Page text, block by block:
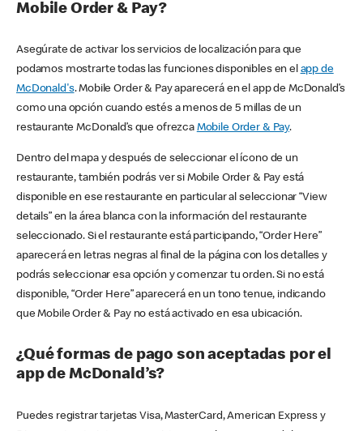
Mobile Order & Pay?
Asegúrate de activar los servicios de localización para que
podamos mostrarte todas las funciones disponibles en el app de
McDonald's. Mobile Order & Pay aparecerá en el app de McDonald’s
como una opción cuando estés a menos de 5 millas de un
restaurante McDonald’s que ofrezca Mobile Order & Pay.
Dentro del mapa y después de seleccionar el ícono de un
restaurante, también podrás ver si Mobile Order & Pay está
disponible en ese restaurante en particular al seleccionar “View
details” en la área blanca con la información del restaurante
seleccionado. Si el restaurante está participando, “Order Here”
aparecerá en letras negras al final de la página con los detalles y
podrás seleccionar esa opción y comenzar tu orden. Si no está
disponible, “Order Here” aparecerá en un tono tenue, indicando
que Mobile Order & Pay no está activado en esa ubicación.
¿Qué formas de pago son aceptadas por el
app de McDonald’s?
Puedes registrar tarjetas Visa, MasterCard, American Express y